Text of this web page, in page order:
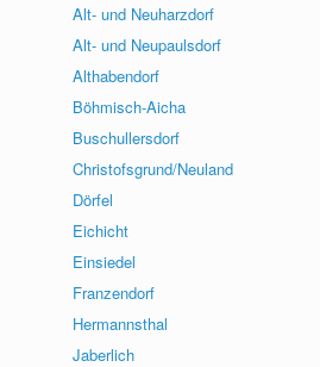
Alt- und Neuharzdorf
Alt- und Neupaulsdorf
Althabendorf
Böhmisch-Aicha
Buschullersdorf
Christofsgrund/Neuland
Dörfel
Eichicht
Einsiedel
Franzendorf
Hermannsthal
Jaberlich